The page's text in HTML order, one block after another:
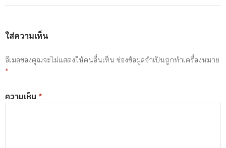
ใส่ความเห็น
อีเมลของคุณจะไม่แสดงให้คนอื่นเห็น ช่องข้อมูลจำเป็นถูกทำเครื่องหมาย
*
ความเห็น *